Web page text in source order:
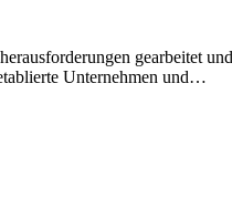
gearbeitet
Unternehmen und…